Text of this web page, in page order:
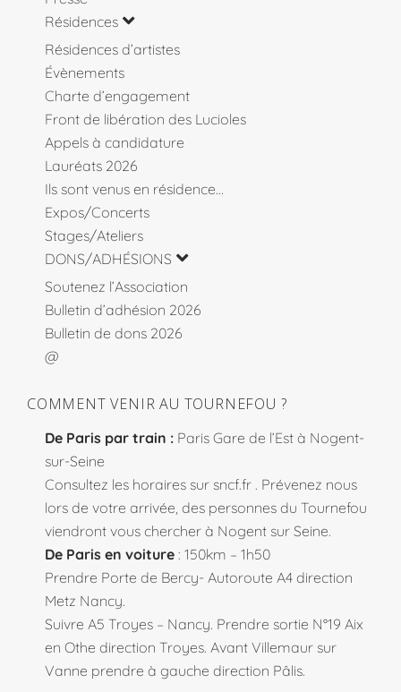
Résidences
Résidences d’artistes
Évènements
Charte d’engagement
Front de libération des Lucioles
Appels à candidature
Lauréats 2026
Ils sont venus en résidence…
Expos/Concerts
Stages/Ateliers
DONS/ADHÉSIONS
Soutenez l’Association
Bulletin d’adhésion 2026
Bulletin de dons 2026
@
COMMENT VENIR AU TOURNEFOU ?
De Paris par train : Paris Gare de l’Est à Nogent-
sur-Seine
Consultez les horaires sur sncf.fr . Prévenez nous
lors de votre arrivée, des personnes du Tournefou
viendront vous chercher à Nogent sur Seine.
De Paris en voiture : 150km – 1h50
Prendre Porte de Bercy- Autoroute A4 direction
Metz Nancy.
Suivre A5 Troyes – Nancy. Prendre sortie N°19 Aix
en Othe direction Troyes. Avant Villemaur sur
Vanne prendre à gauche direction Pâlis.